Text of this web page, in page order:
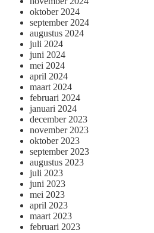
oktober 2024
september 2024
augustus 2024
juli 2024
juni 2024
mei 2024
april 2024
maart 2024
februari 2024
januari 2024
december 2023
november 2023
oktober 2023
september 2023
augustus 2023
juli 2023
juni 2023
mei 2023
april 2023
maart 2023
februari 2023